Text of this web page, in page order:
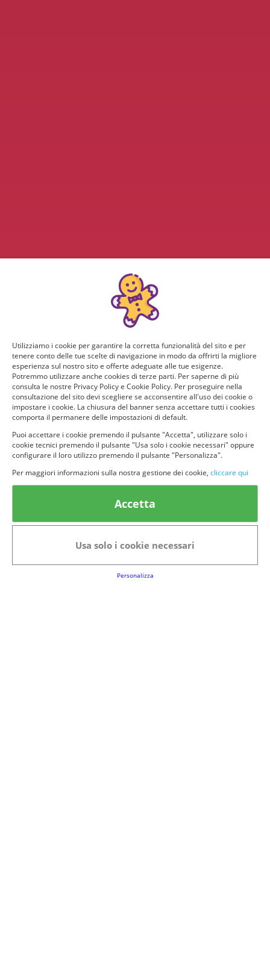
© provaprodottigratis.it 2023 | All Rights Reserved.
Categorie in evidenza
Bellezza
Alimenti e bevande
Animali
Utilizziamo i cookie per garantire la corretta funzionalità del sito e per
tenere conto delle tue scelte di navigazione in modo da offrirti la migliore
esperienza sul nostro sito e offerte adeguate alle tue esigenze.
Potremmo utilizzare anche cookies di terze parti. Per saperne di più
consulta le nostre Privacy Policy e Cookie Policy. Per proseguire nella
consultazione del sito devi scegliere se acconsentire all'uso dei cookie o
impostare i cookie. La chiusura del banner senza accettare tutti i cookies
comporta il permanere delle impostazioni di default.
Puoi accettare i cookie premendo il pulsante "Accetta", utilizzare solo i
cookie tecnici premendo il pulsante "Usa solo i cookie necessari" oppure
configurare il loro utilizzo premendo il pulsante "Personalizza".
Per maggiori informazioni sulla nostra gestione dei cookie, cliccare qui
Accetta
Usa solo i cookie necessari
Personalizza